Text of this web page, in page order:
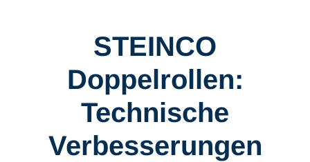
STEINCO
Doppelrollen:
Technische
Verbesserungen